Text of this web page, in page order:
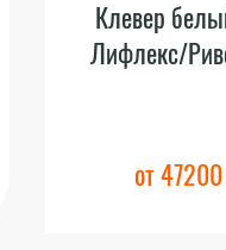
Клевер
Лифлекс/
от